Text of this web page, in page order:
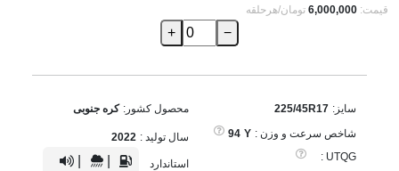
قیمت: 6,000,000 تومان/هرحلقه
−
+
سایز: 225/45R17
شاخص سرعت و وزن : Y
94
UTQG :
محصول کشور: کره جنوبی
سال تولید : 2022
استاندارد